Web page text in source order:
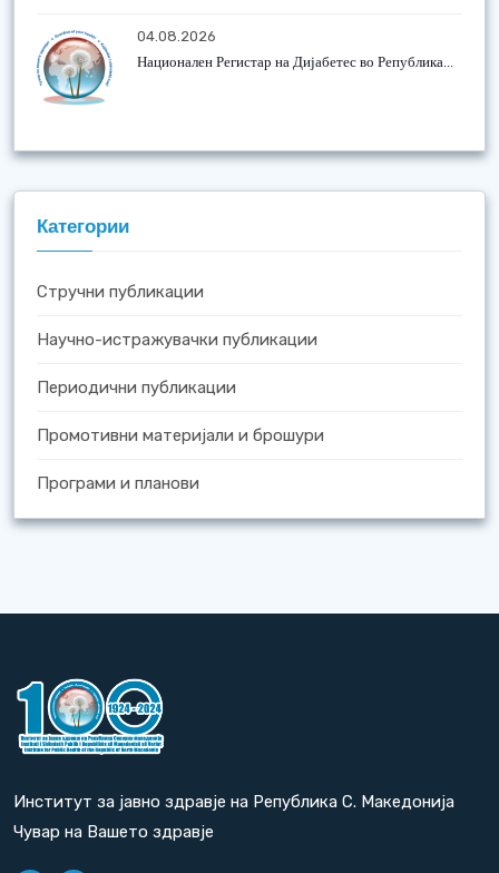
04.08.2026
Национален Регистар на Дијабетес во Република...
Категории
Стручни публикации
Научно-истражувачки публикации
Периодични публикации
Промотивни материјали и брошури
Програми и планови
Институт за јавно здравје на Република С. Македонија
Чувар на Вашето здравје